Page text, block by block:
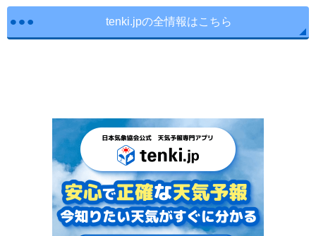
tenki.jpの全情報はこちら